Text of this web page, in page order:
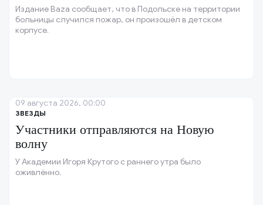
Издание Baza сообщает, что в Подольске на территории
больницы случился пожар, он произошёл в детском
корпусе.
ЗВЕЗДЫ
Участники отправляются на Новую
волну
У Академии Игоря Крутого с раннего утра было
оживлённо.
09 августа 2026, 00:00